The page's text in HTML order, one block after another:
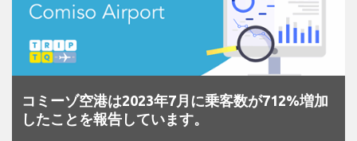
コミーゾ空港は2023年7月に乗客数が712%増加
したことを報告しています。